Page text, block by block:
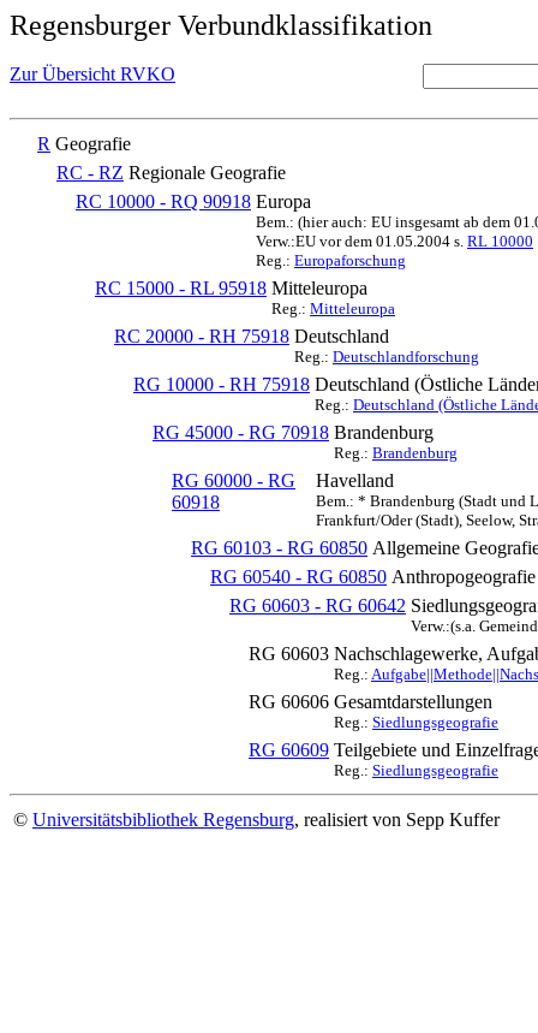
Regensburger Verbundklassifikation
Zur Übersicht RVKO
R Geografie
RC - RZ Regionale Geografie
RC 10000 - RQ 90918 Europa
Bem.: (hier auch: EU insgesamt ab dem
Verw.:EU vor dem 01.05.2004 s. RL 10000
Reg.: Europaforschung
RC 15000 - RL 95918 Mitteleuropa
Reg.: Mitteleuropa
RC 20000 - RH 75918 Deutschland
Reg.: Deutschlandforschung
RG 10000 - RH 75918 Deutschland (Östliche
Reg.: Deutschland (Östliche
RG 45000 - RG 70918 Brandenburg
Reg.: Brandenburg
RG 60000 - RG
60918
Havelland
Bem.: * Brandenburg (Stadt und
Frankfurt/Oder (Stadt), Seelow,
RG 60103 - RG 60850 Allgemeine
RG 60540 - RG 60850 Anthropogeografie
RG 60603 - RG 60642
Verw.:(s.a.
RG 60603 Nachschlagewerke,
Reg.:
RG 60606 Gesamtdarstellungen
Reg.: Siedlungsgeografie
RG 60609 Teilgebiete und
Reg.: Siedlungsgeografie
© Universitätsbibliothek Regensburg, realisiert von Sepp Kuffer